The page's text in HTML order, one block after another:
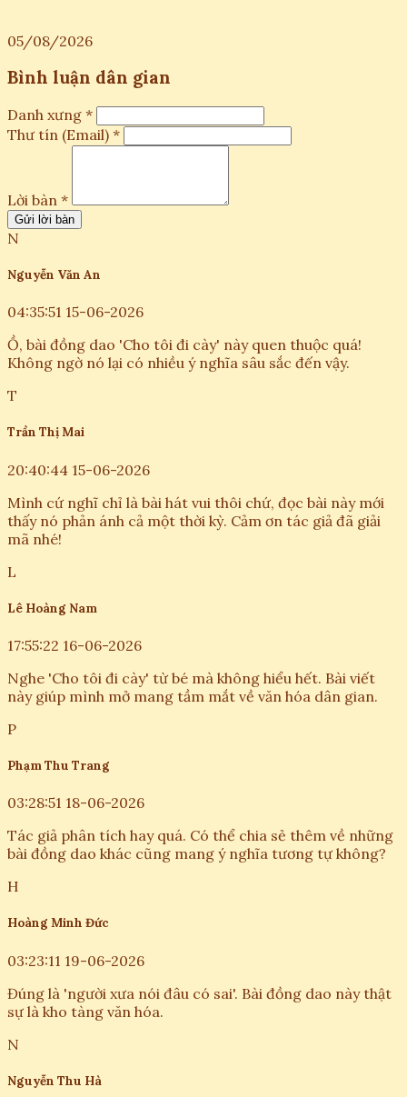
05/08/2026
Bình luận dân gian
Danh xưng *
Thư tín (Email) *
Lời bàn *
Gửi lời bàn
N
Nguyễn Văn An
04:35:51 15-06-2026
Ồ, bài đồng dao 'Cho tôi đi cày' này quen thuộc quá!
Không ngờ nó lại có nhiều ý nghĩa sâu sắc đến vậy.
T
Trần Thị Mai
20:40:44 15-06-2026
Mình cứ nghĩ chỉ là bài hát vui thôi chứ, đọc bài này mới
thấy nó phản ánh cả một thời kỳ. Cảm ơn tác giả đã giải
mã nhé!
L
Lê Hoàng Nam
17:55:22 16-06-2026
Nghe 'Cho tôi đi cày' từ bé mà không hiểu hết. Bài viết
này giúp mình mở mang tầm mắt về văn hóa dân gian.
P
Phạm Thu Trang
03:28:51 18-06-2026
Tác giả phân tích hay quá. Có thể chia sẻ thêm về những
bài đồng dao khác cũng mang ý nghĩa tương tự không?
H
Hoàng Minh Đức
03:23:11 19-06-2026
Đúng là 'người xưa nói đâu có sai'. Bài đồng dao này thật
sự là kho tàng văn hóa.
N
Nguyễn Thu Hà